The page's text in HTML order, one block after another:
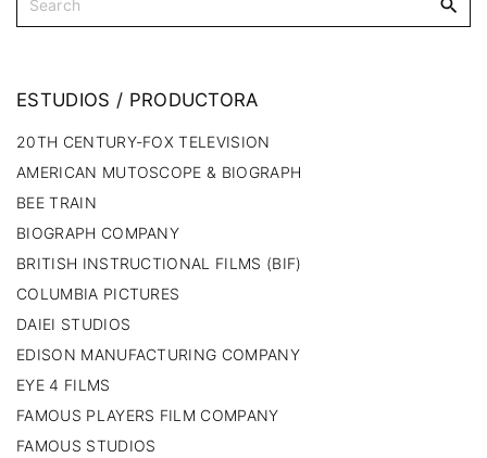
ESTUDIOS / PRODUCTORA
20TH CENTURY-FOX TELEVISION
AMERICAN MUTOSCOPE & BIOGRAPH
BEE TRAIN
BIOGRAPH COMPANY
BRITISH INSTRUCTIONAL FILMS (BIF)
COLUMBIA PICTURES
DAIEI STUDIOS
EDISON MANUFACTURING COMPANY
EYE 4 FILMS
FAMOUS PLAYERS FILM COMPANY
FAMOUS STUDIOS